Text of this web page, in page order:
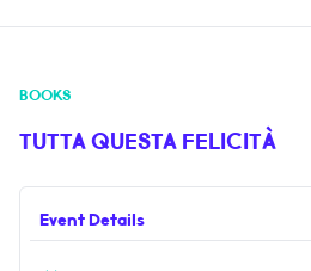
EVENTS
NEWS
HOSPITALITY
BOOKS
TUTTA QUESTA FELICITÀ
Event Details